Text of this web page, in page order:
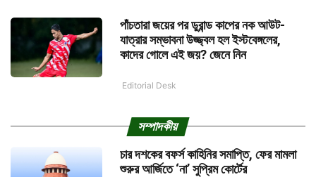
পাঁচতারা জয়ের পর ডুরান্ড কাপের নক আউট-
যাত্রার সম্ভাবনা উজ্জ্বল হল ইস্টবেঙ্গলের,
কাদের গোলে এই জয়? জেনে নিন
Editorial Desk
সম্পাদকীয়
চার দশকের বফর্স কাহিনির সমাপ্তি, ফের মামলা
শুরুর আর্জিতে ‘না’ সুপ্রিম কোর্টের